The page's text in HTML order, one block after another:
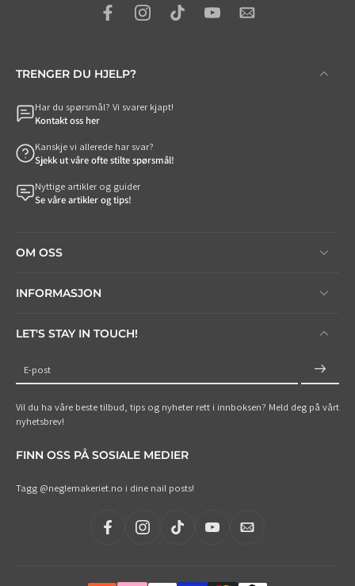
TRENGER DU HJELP?
Har du spørsmål? Vi svarer kjapt!
Kontakt oss her
Kanskje vi allerede har svar?
Sjekk ut våre ofte stilte spørsmål!
Nyttige artikler og guider
Se våre artikler og tips!
OM OSS
INFORMASJON
LET'S STAY IN TOUCH!
E-post
Vil du ha våre beste tilbud, tips og nyheter rett i innboksen? Meld deg på vårt
nyhetsbrev!
FINN OSS PÅ SOSIALE MEDIER
Tagg @neglemakeriet.no i dine nail posts!